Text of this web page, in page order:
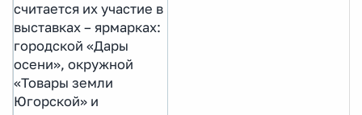
считается их участие в
выставках – ярмарках:
городской «Дары
осени», окружной
«Товары земли
Югорской» и